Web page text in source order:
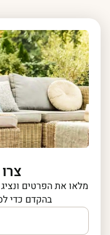
מלאו את הפרטים
בהקדם כדי